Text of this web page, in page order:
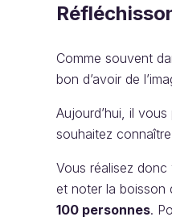
Comme souvent
bon d’avoir de
Aujourd’hui, il
souhaitez
Vous réalisez
et noter la boisson
100 personnes.